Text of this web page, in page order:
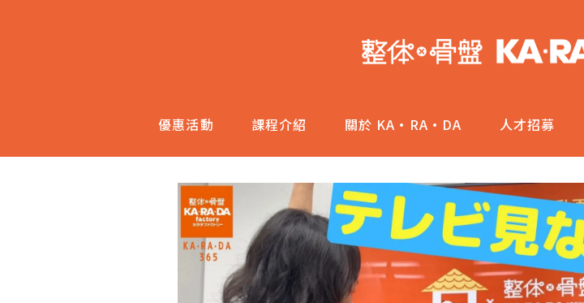
優惠活動 課程介紹 關於 KA·RA·DA 人才招募